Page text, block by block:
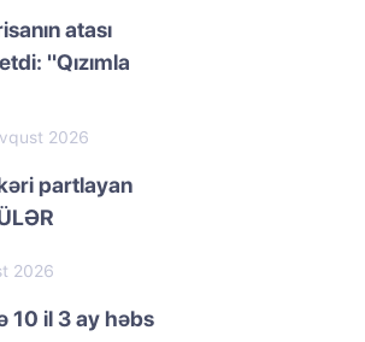
atası
"Qızımla
2026
partlayan
2026
10 il 3 ay həbs